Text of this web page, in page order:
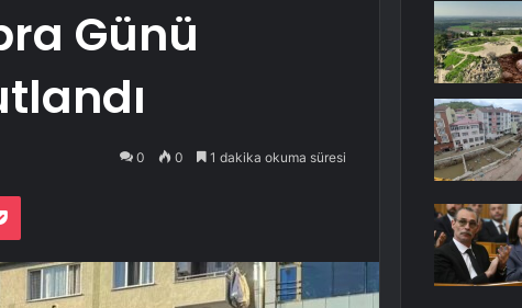
Günü
0 0 1 dakika okuma süresi
Pocket